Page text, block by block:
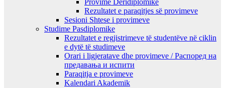
Rezultatet e paraqitjes së provimeve
Sesioni Shtese i provimeve
Studime Pasdiplomike
Rezultatet e regjistrimeve të studentëve në ciklin
e dytë të studimeve
Orari i ligjeratave dhe provimeve / Распоред на
предавањa и испити
Paraqitja e provimeve
Kalendari Akademik